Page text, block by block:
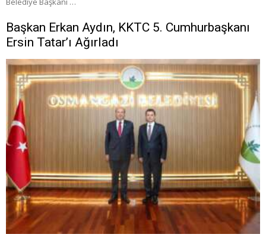
Başkan Erkan Aydın, KKTC 5. Cumhurbaşkanı
Ersin Tatar’ı Ağırladı